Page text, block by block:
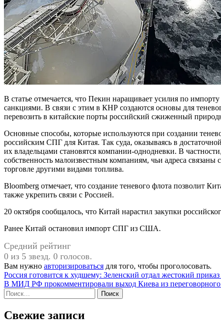
В статье отмечается, что Пекин наращивает усилия по
санкциями. В связи с этим в КНР создаются основы для
перевозить в китайские порты российский сжиженный
Основные способы, которые используются при создании
российским СПГ для Китая. Так суда, оказываясь в
их владельцами становятся компании-однодневки. В
собственность малоизвестным компаниям, чьи адреса
торговле другими видами топлива.
Bloomberg отмечает, что создание теневого флота позволит
также укрепить связи с Россией.
20 октября сообщалось, что Китай нарастил закупки
Ранее Китай остановил импорт СПГ из США.
Средний рейтинг
0 из 5 звезд. 0 голосов.
Вам нужно авторизироваться для того, чтобы проголосовать.
Навигация
по
записям
Россия готовится к худшему: Зеленский отдал жестокий
В МИД РФ прокомментировали выход Киева из переговорного
Найти:
Свежие записи